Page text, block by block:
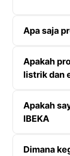
Apa saja
Secara
program
b.
akan
Apakah
listrik dan
Program
listrik.
daya lokal
Apakah
IBEKA
Kegiatan
Dimana